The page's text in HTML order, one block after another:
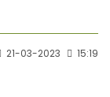
21-03-2023 15:19